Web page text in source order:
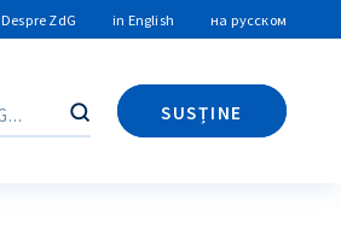
Despre ZdG in English на русском
Caută
SUSȚINE
Caută